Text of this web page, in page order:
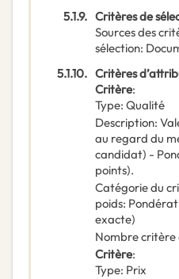
5.1.9. Critères de
Sources des
sélection:
5.1.10. Critères
Critère:
Type: Qualité
Description:
au regard du
candidat) -
points).
Catégorie du
poids:
exacte)
Nombre critère
Critère:
Type: Prix